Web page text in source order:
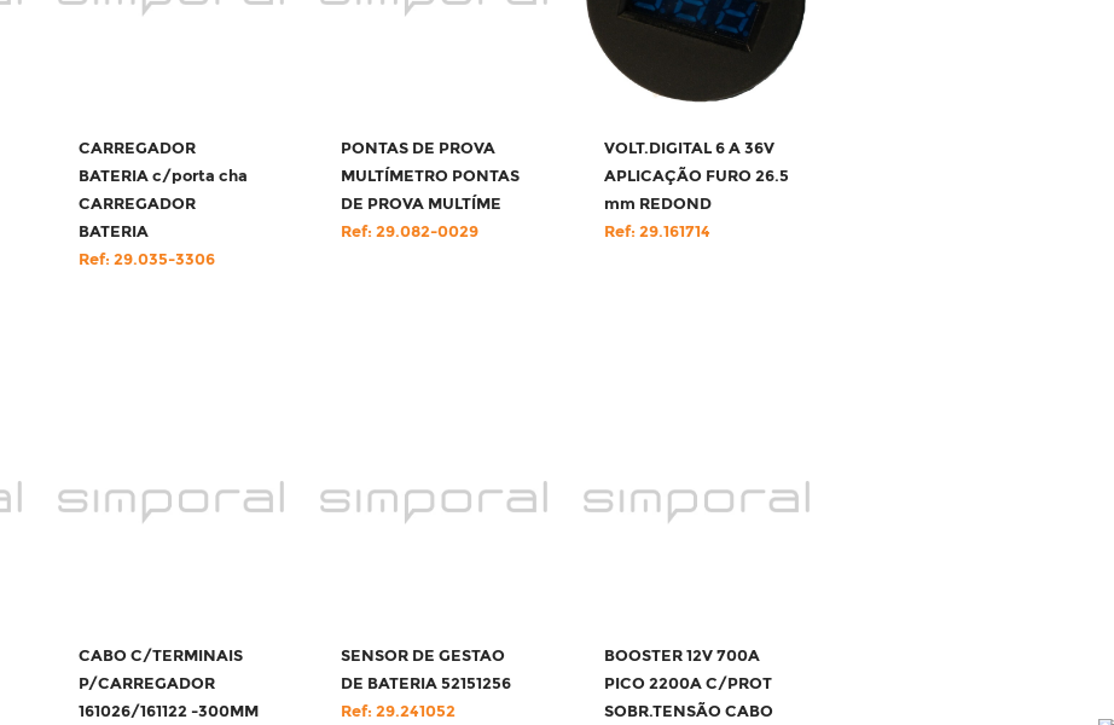
CARREGADOR
BATERIA c/porta cha
CARREGADOR
BATERIA
Ref: 29.035-3306
PONTAS DE PROVA
MULTÍMETRO PONTAS
DE PROVA MULTÍME
Ref: 29.082-0029
VOLT.DIGITAL 6 A 36V
APLICAÇÃO FURO 26.5
mm REDOND
Ref: 29.161714
CABO C/TERMINAIS
P/CARREGADOR
161026/161122 -300MM
SENSOR DE GESTAO
DE BATERIA 52151256
Ref: 29.241052
BOOSTER 12V 700A
PICO 2200A C/PROT
SOBR.TENSÃO CABO